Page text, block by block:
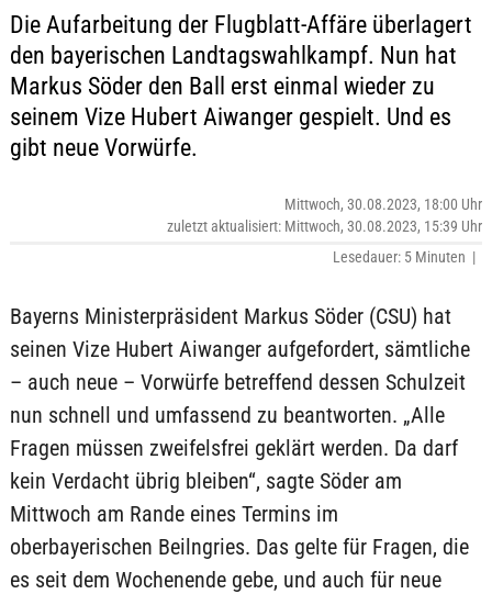
Die Aufarbeitung der Flugblatt-Affäre überlagert
den bayerischen Landtagswahlkampf. Nun hat
Markus Söder den Ball erst einmal wieder zu
seinem Vize Hubert Aiwanger gespielt. Und es
gibt neue Vorwürfe.
Mittwoch, 30.08.2023, 18:00 Uhr
zuletzt aktualisiert: Mittwoch, 30.08.2023, 15:39 Uhr
Lesedauer: 5 Minuten |
Bayerns Ministerpräsident Markus Söder (CSU) hat
seinen Vize Hubert Aiwanger aufgefordert, sämtliche
– auch neue – Vorwürfe betreffend dessen Schulzeit
nun schnell und umfassend zu beantworten. „Alle
Fragen müssen zweifelsfrei geklärt werden. Da darf
kein Verdacht übrig bleiben“, sagte Söder am
Mittwoch am Rande eines Termins im
oberbayerischen Beilngries. Das gelte für Fragen, die
es seit dem Wochenende gebe, und auch für neue